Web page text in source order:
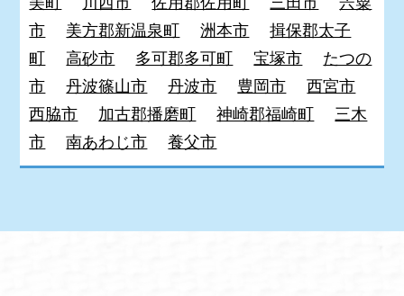
市
美方郡新温泉町 洲本市
揖保郡太子
町
高砂市 多可郡多可町 宝塚市
たつの
市
丹波篠山市 丹波市 豊岡市
西宮市
西脇市
加古郡播磨町 神崎郡福崎町
三木
市
南あわじ市 養父市